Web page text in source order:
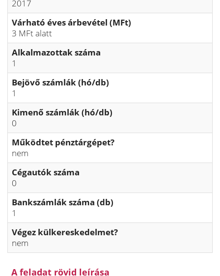
2017
Várható éves árbevétel (MFt)
3 MFt alatt
Alkalmazottak száma
1
Bejövő számlák (hó/db)
1
Kimenő számlák (hó/db)
0
Működtet pénztárgépet?
nem
Cégautók száma
0
Bankszámlák száma (db)
1
Végez külkereskedelmet?
nem
A feladat rövid leírása